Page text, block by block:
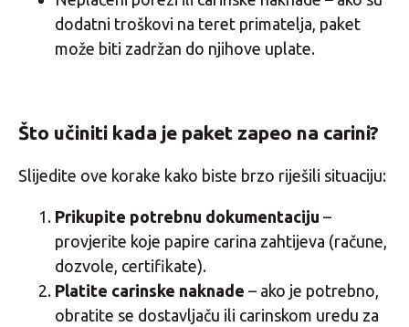
dodatni troškovi na teret primatelja, paket
može biti zadržan do njihove uplate.
Što učiniti kada je paket zapeo na carini?
Slijedite ove korake kako biste brzo riješili situaciju:
Prikupite potrebnu dokumentaciju –
provjerite koje papire carina zahtijeva (račune,
dozvole, certifikate).
Platite carinske naknade – ako je potrebno,
obratite se dostavljaču ili carinskom uredu za